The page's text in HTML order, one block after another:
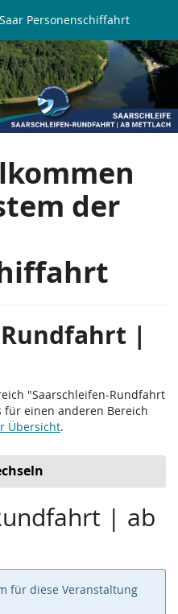
Personenschiffahrt
der
|
"Saarschleifen-Rundfahrt
für einen anderen Bereich
Übersicht.
| ab
für diese Veranstaltung